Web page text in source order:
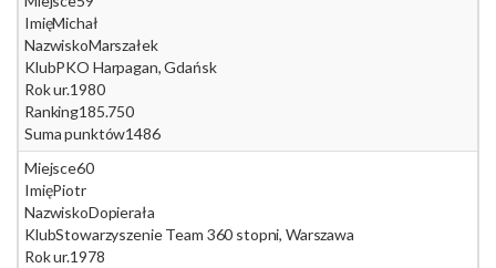
ImięMichał
NazwiskoMarszałek
KlubPKO Harpagan, Gdańsk
Rok ur.1980
Ranking185.750
Suma punktów1486
Miejsce60
ImięPiotr
NazwiskoDopierała
KlubStowarzyszenie Team 360 stopni, Warszawa
Rok ur.1978